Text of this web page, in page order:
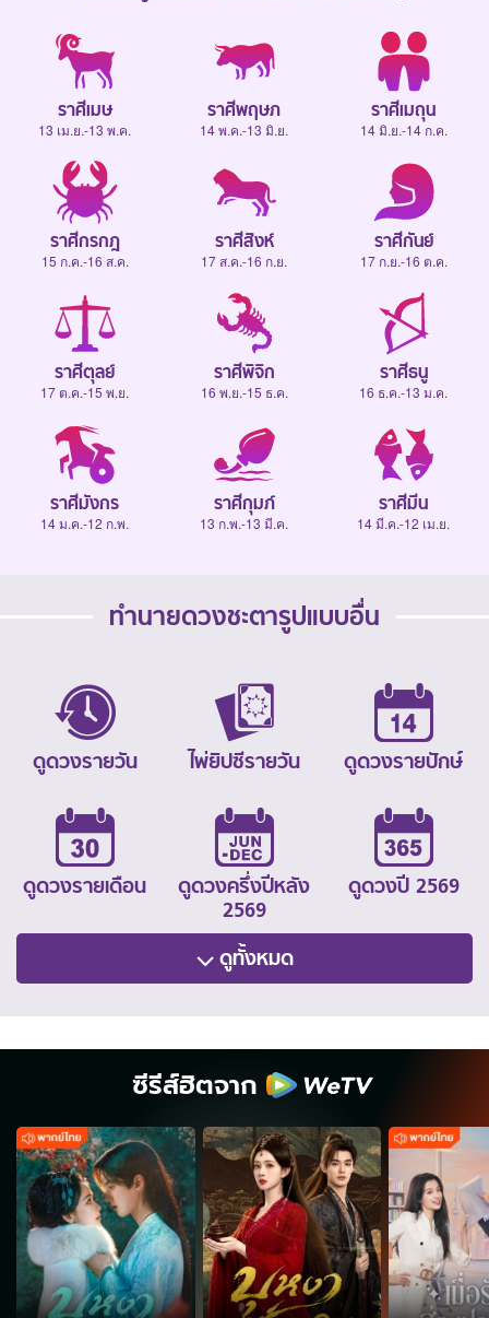
ราศีเมษ
13 เม.ย.-13 พ.ค.
ราศีพฤษภ
14 พ.ค.-13 มิ.ย.
ราศีเมถุน
14 มิ.ย.-14 ก.ค.
ราศีกรกฎ
15 ก.ค.-16 ส.ค.
ราศีสิงห์
17 ส.ค.-16 ก.ย.
ราศีกันย์
17 ก.ย.-16 ต.ค.
ราศีตุลย์
17 ต.ค.-15 พ.ย.
ราศีพิจิก
16 พ.ย.-15 ธ.ค.
ราศีธนู
16 ธ.ค.-13 ม.ค.
ราศีมังกร
14 ม.ค.-12 ก.พ.
ราศีกุมภ์
13 ก.พ.-13 มี.ค.
ราศีมีน
14 มี.ค.-12 เม.ย.
ทำนายดวงชะตารูปแบบอื่น
ดูดวงรายวัน ไพ่ยิปซีรายวัน ดูดวงรายปักษ์
ดูดวงรายเดือน
ดูดวงครึ่งปีหลัง
2569
ดูดวงปี 2569
ดูทั้งหมด
ซีรีส์ฮิตจาก